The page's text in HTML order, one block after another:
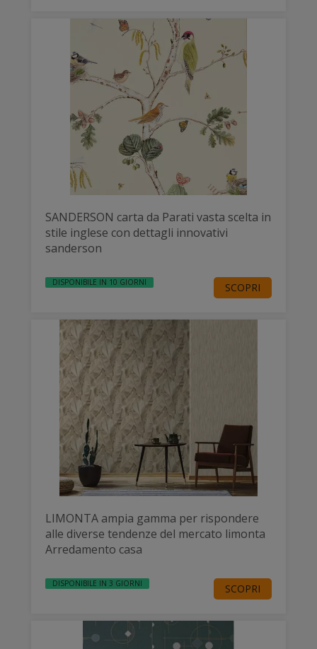
SANDERSON carta da Parati vasta scelta in
stile inglese con dettagli innovativi
sanderson
DISPONIBILE IN 10 GIORNI SCOPRI
LIMONTA ampia gamma per rispondere
alle diverse tendenze del mercato limonta
Arredamento casa
DISPONIBILE IN 3 GIORNI SCOPRI